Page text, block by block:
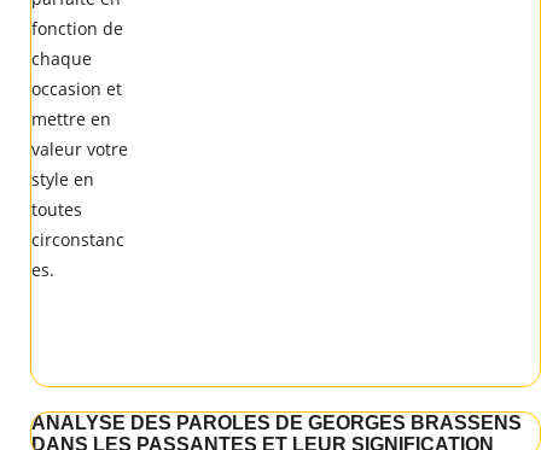
ANALYSE DES PAROLES DE GEORGES BRASSENS
DANS LES PASSANTES ET LEUR SIGNIFICATION